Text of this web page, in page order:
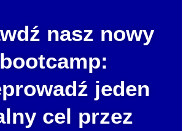
nasz nowy
bootcamp:
jeden
cel przez